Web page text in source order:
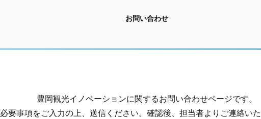
お問い合わせ
豊岡観光イノベーションに関するお問い合わせページです。
必要事項をご入力の上、送信ください。確認後、担当者よりご連絡い